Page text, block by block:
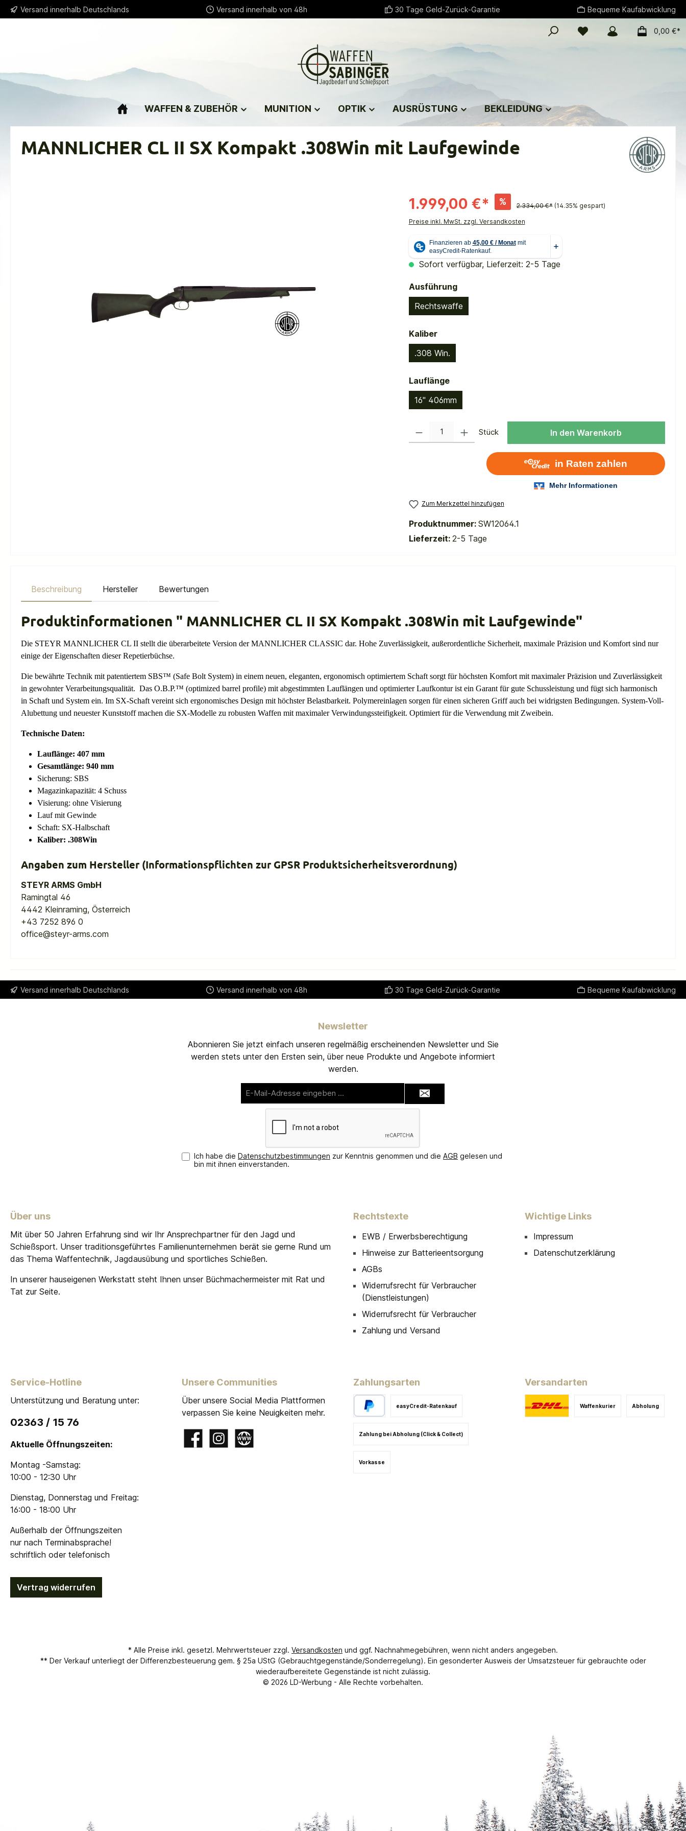
Zur Hauptnavigation springen
Versand innerhalb Deutschlands Versand innerhalb von 48h 30 Tage Geld-Zurück-Garantie Bequeme Kaufabwicklung
0,00 €*
WAFFEN & ZUBEHÖR MUNITION OPTIK AUSRÜSTUNG BEKLEIDUNG
MANNLICHER CL II SX Kompakt .308Win mit Laufgewinde
1.999,00 €* % 2.334,00 €* (14.35% gespart)
Preise inkl. MwSt. zzgl. Versandkosten
Sofort verfügbar, Lieferzeit: 2-5 Tage
Ausführungauswählen
Rechtswaffe
Kaliberauswählen
.308 Win.
Lauflängeauswählen
16" 406mm
Stück In den Warenkorb
Zum Merkzettel hinzufügen
Produktnummer: SW12064.1
Lieferzeit: 2-5 Tage
Beschreibung Hersteller Bewertungen
Produktinformationen " MANNLICHER CL II SX Kompakt .308Win mit Laufgewinde"
Die STEYR MANNLICHER CL II stellt die überarbeitete Version der MANNLICHER CLASSIC dar. Hohe Zuverlässigkeit, außerordentliche Sicherheit, maximale Präzision und Komfort sind nur
einige der Eigenschaften dieser Repetierbüchse.
Die bewährte Technik mit patentiertem SBS™ (Safe Bolt System) in einem neuen, eleganten, ergonomisch optimiertem Schaft sorgt für höchsten Komfort mit maximaler Präzision und Zuverlässigkeit
in gewohnter Verarbeitungsqualität. Das O.B.P.™ (optimized barrel profile) mit abgestimmten Lauflängen und optimierter Laufkontur ist ein Garant für gute Schussleistung und fügt sich harmonisch
in Schaft und System ein. Im SX-Schaft vereint sich ergonomisches Design mit höchster Belastbarkeit. Polymereinlagen sorgen für einen sicheren Griff auch bei widrigsten Bedingungen. System-Voll-
Alubettung und neuester Kunststoff machen die SX-Modelle zu robusten Waffen mit maximaler Verwindungssteifigkeit. Optimiert für die Verwendung mit Zweibein.
Technische Daten:
Lauflänge: 407 mm
Gesamtlänge: 940 mm
Sicherung: SBS
Magazinkapazität: 4 Schuss
Visierung: ohne Visierung
Lauf mit Gewinde
Schaft: SX-Halbschaft
Kaliber: .308Win
Angaben zum Hersteller (Informationspflichten zur GPSR Produktsicherheitsverordnung)
STEYR ARMS GmbH
Ramingtal 46
4442 Kleinraming, Österreich
+43 7252 896 0
office@steyr-arms.com
Versand innerhalb Deutschlands Versand innerhalb von 48h 30 Tage Geld-Zurück-Garantie Bequeme Kaufabwicklung
Newsletter
Abonnieren Sie jetzt einfach unseren regelmäßig erscheinenden Newsletter und Sie
werden stets unter den Ersten sein, über neue Produkte und Angebote informiert
werden.
Mail-
Adresse*
Ich habe die Datenschutzbestimmungen zur Kenntnis genommen und die AGB gelesen und
bin mit ihnen einverstanden.
Über uns
Mit über 50 Jahren Erfahrung sind wir Ihr Ansprechpartner für den Jagd und
Schießsport. Unser traditionsgeführtes Familienunternehmen berät sie gerne Rund um
das Thema Waffentechnik, Jagdausübung und sportliches Schießen.
In unserer hauseigenen Werkstatt steht Ihnen unser Büchmachermeister mit Rat und
Tat zur Seite.
Rechtstexte
EWB / Erwerbsberechtigung
Hinweise zur Batterieentsorgung
AGBs
Widerrufsrecht für Verbraucher
(Dienstleistungen)
Widerrufsrecht für Verbraucher
Zahlung und Versand
Wichtige Links
Impressum
Datenschutzerklärung
Service-Hotline
Unterstützung und Beratung unter:
02363 / 15 76
Aktuelle Öffnungszeiten:
Montag -Samstag:
10:00 - 12:30 Uhr
Dienstag, Donnerstag und Freitag:
16:00 - 18:00 Uhr
Außerhalb der Öffnungszeiten
nur nach Terminabsprache!
schriftlich oder telefonisch
Vertrag widerrufen
Unsere Communities
Über unsere Social Media Plattformen
verpassen Sie keine Neuigkeiten mehr.
FacebookInstagramWebsite
Zahlungsarten
Vorkasse
easyCredit-Ratenkauf
Zahlung bei Abholung (Click & Collect)
Versandarten
Waffenkurier Abholung
* Alle Preise inkl. gesetzl. Mehrwertsteuer zzgl. Versandkosten und ggf. Nachnahmegebühren, wenn nicht anders angegeben.
** Der Verkauf unterliegt der Differenzbesteuerung gem. § 25a UStG (Gebrauchtgegenstände/Sonderregelung). Ein gesonderter Ausweis der Umsatzsteuer für gebrauchte oder
wiederaufbereitete Gegenstände ist nicht zulässig.
© 2026 LD-Werbung - Alle Rechte vorbehalten.